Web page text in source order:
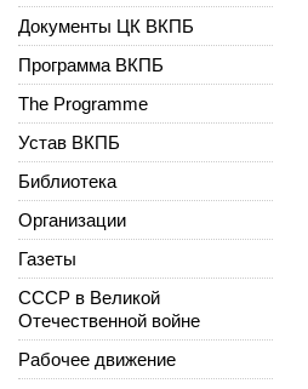
Документы ЦК ВКПБ
Программа ВКПБ
The Programme
Устав ВКПБ
Библиотека
Организации
Газеты
СССР в Великой
Отечественной войне
Рабочее движение